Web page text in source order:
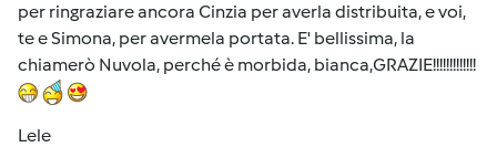
per ringraziare ancora Cinzia per averla distribuita, e voi,
te e Simona, per avermela portata. E' bellissima, la
chiamerò Nuvola, perché è morbida, bianca,GRAZIE!!!!!!!!!!!!!
Lele